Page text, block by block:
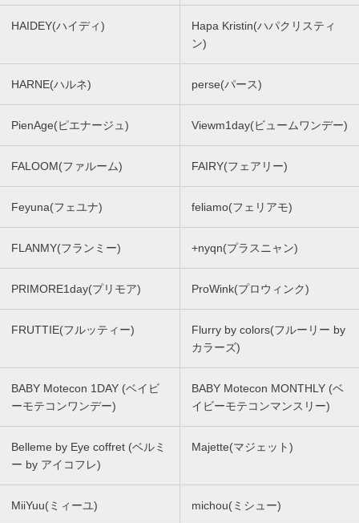
HAIDEY(ハイディ)
Hapa Kristin(ハパクリスティ
ン)
HARNE(ハルネ) perse(パース)
PienAge(ピエナージュ) Viewm1day(ビュームワンデー)
FALOOM(ファルーム) FAIRY(フェアリー)
Feyuna(フェユナ) feliamo(フェリアモ)
FLANMY(フランミー) +nyqn(プラスニャン)
PRIMORE1day(プリモア) ProWink(プロウィンク)
FRUTTIE(フルッティー)
Flurry by colors(フルーリー by
カラーズ)
BABY Motecon 1DAY (ベイビ
ーモテコンワンデー)
BABY Motecon MONTHLY (ベ
イビーモテコンマンスリー)
Belleme by Eye coffret (ベルミ
ー by アイコフレ)
Majette(マジェット)
MiiYuu(ミィーユ) michou(ミシュー)